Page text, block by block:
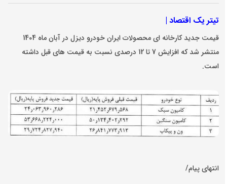
تیتر یک اقتصاد |
قیمت جدید کارخانه ای محصولات ایران خودرو دیزل در آبان ماه 1404
منتشر شد که افزایش 7 تا 12 درصدی نسبت به قیمت های قبل داشته
است.
انتهای پیام/